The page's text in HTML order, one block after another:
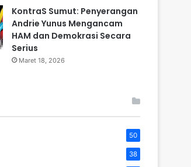
KontraS Sumut: Penyerangan
Andrie Yunus Mengancam
HAM dan Demokrasi Secara
Serius
Maret 18, 2026
50
38